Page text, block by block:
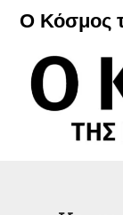
Μετάβαση
περιεχόμενο
Ο Κόσμος